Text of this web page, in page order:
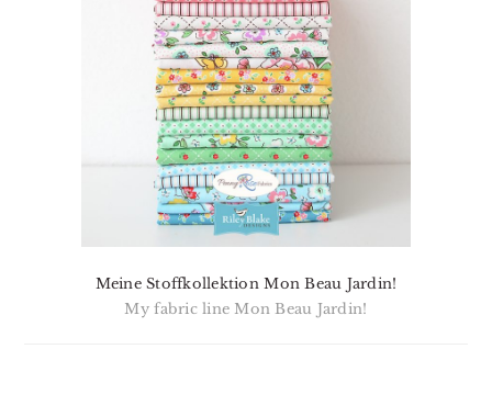
Meine Stoffkollektion Mon Beau Jardin!
My fabric line Mon Beau Jardin!